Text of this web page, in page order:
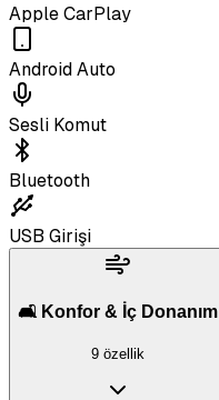
Apple CarPlay
Android Auto
Sesli Komut
Bluetooth
USB Girişi
🛋️ Konfor & İç Donanım
9 özellik